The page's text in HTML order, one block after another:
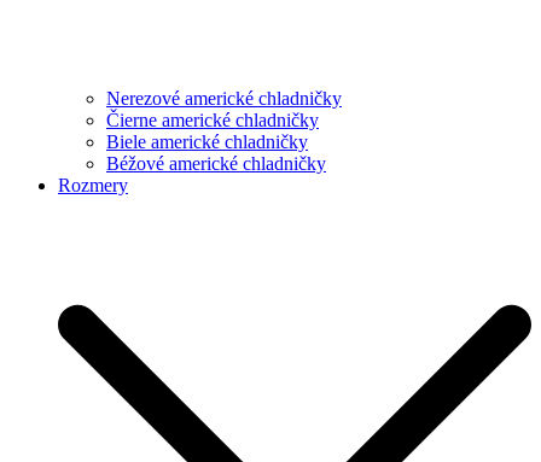
Nerezové americké chladničky
Čierne americké chladničky
Biele americké chladničky
Béžové americké chladničky
Rozmery